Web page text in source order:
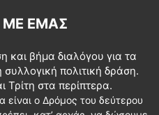
ΜΕ ΕΜΆΣ
και βήμα διαλόγου για τα
πολιτική δράση.
στα περίπτερα.
είναι ο Δρόμος του δεύτερου